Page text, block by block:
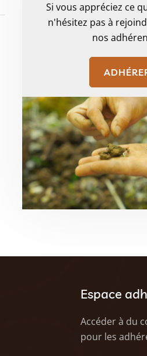
Si vous appréciez ce
n'hésitez pas à
nos
Espace
Accéder à du
pour les